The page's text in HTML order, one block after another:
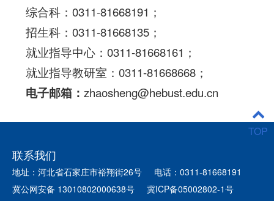
综合科：0311-81668191；
招生科：0311-81668135；
就业指导中心：0311-81668161；
就业指导教研室：0311-81668668；
电子邮箱： zhaosheng@hebust.edu.cn
联系我们
地址：河北省石家庄市裕翔街26号
电话：0311-81668191
冀公网安备 13010802000638号
冀ICP备05002802-1号
TOP